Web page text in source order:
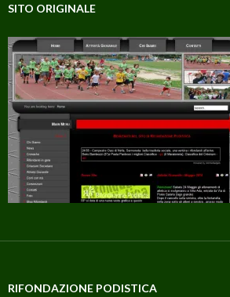
SITO ORIGINALE
RIFONDAZIONE PODISTICA